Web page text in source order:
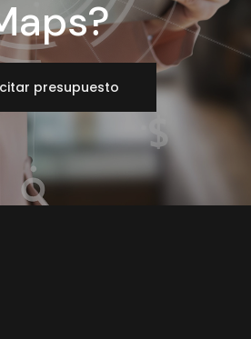
presupuesto